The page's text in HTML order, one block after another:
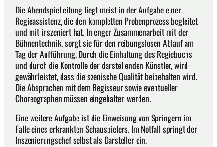
Die Abendspielleitung liegt meist in der Aufgabe einer
Regieassistenz, die den kompletten Probenprozess begleitet
und mit inszeniert hat. In enger Zusammenarbeit mit der
Bühnentechnik, sorgt sie für den reibungslosen Ablauf am
Tag der Aufführung. Durch die Einhaltung des Regiebuchs
und durch die Kontrolle der darstellenden Künstler, wird
gewährleistet, dass die szenische Qualität beibehalten wird.
Die Absprachen mit dem Regisseur sowie eventueller
Choreographen müssen eingehalten werden.
Eine weitere Aufgabe ist die Einweisung von Springern im
Falle eines erkrankten Schauspielers. Im Notfall springt der
Inszenierungschef selbst als Darsteller ein.